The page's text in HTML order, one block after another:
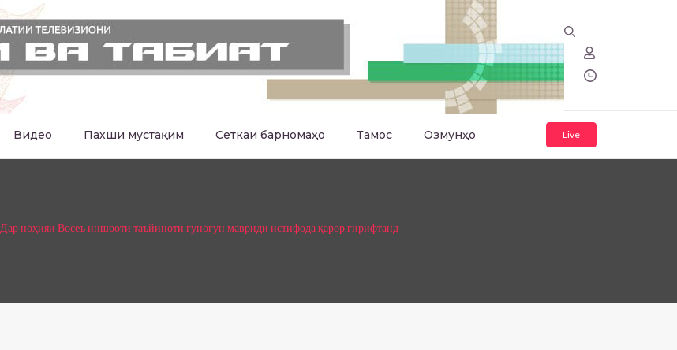
Видео Пахши мустақим Сеткаи барномаҳо Тамос Озмунҳо Live
Дар ноҳияи Восеъ иншооти таъйиноти гуногун мавриди истифода қарор гирифтанд